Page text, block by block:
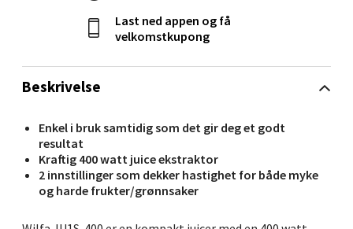
Beskrivelse
Enkel i bruk samtidig som det gir deg et godt
resultat
Kraftig 400 watt juice ekstraktor
2 innstillinger som dekker hastighet for både myke
og harde frukter/grønnsaker
Last ned appen og få
velkomstkupong
Mandal - Alti Mandal
Skarvøyveien 55, 4517 Mandal
Åpent i dag 10-20
0 i butikk
Velg